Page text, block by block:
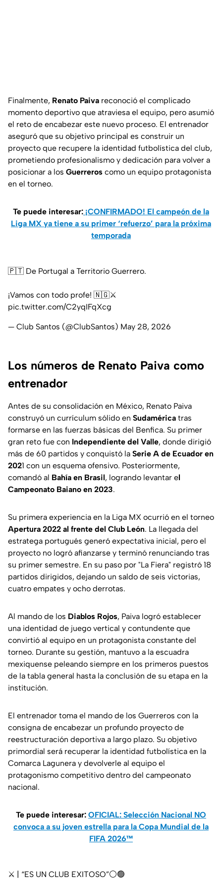
Finalmente, Renato Paiva reconoció el complicado
momento deportivo que atraviesa el equipo, pero asumió
el reto de encabezar este nuevo proceso. El entrenador
aseguró que su objetivo principal es construir un
proyecto que recupere la identidad futbolística del club,
prometiendo profesionalismo y dedicación para volver a
posicionar a los Guerreros como un equipo protagonista
en el torneo.
Te puede interesar: ¡CONFIRMADO! El campeón de la
Liga MX ya tiene a su primer ‘refuerzo’ para la próxima
temporada
🇵🇹 De Portugal a Territorio Guerrero.
¡Vamos con todo profe! 🇳🇬⚔️
pic.twitter.com/C2yqIFqXcg
— Club Santos (@ClubSantos) May 28, 2026
Los números de Renato Paiva como
entrenador
Antes de su consolidación en México, Renato Paiva
construyó un currículum sólido en Sudamérica tras
formarse en las fuerzas básicas del Benfica. Su primer
gran reto fue con Independiente del Valle, donde dirigió
más de 60 partidos y conquistó la Serie A de Ecuador en
2021 con un esquema ofensivo. Posteriormente,
comandó al Bahía en Brasil, logrando levantar el
Campeonato Baiano en 2023.
Su primera experiencia en la Liga MX ocurrió en el torneo
Apertura 2022 al frente del Club León. La llegada del
estratega portugués generó expectativa inicial, pero el
proyecto no logró afianzarse y terminó renunciando tras
su primer semestre. En su paso por "La Fiera" registró 18
partidos dirigidos, dejando un saldo de seis victorias,
cuatro empates y ocho derrotas.
Al mando de los Diablos Rojos, Paiva logró establecer
una identidad de juego vertical y contundente que
convirtió al equipo en un protagonista constante del
torneo. Durante su gestión, mantuvo a la escuadra
mexiquense peleando siempre en los primeros puestos
de la tabla general hasta la conclusión de su etapa en la
institución.
El entrenador toma el mando de los Guerreros con la
consigna de encabezar un profundo proyecto de
reestructuración deportiva a largo plazo. Su objetivo
primordial será recuperar la identidad futbolística en la
Comarca Lagunera y devolverle al equipo el
protagonismo competitivo dentro del campeonato
nacional.
Te puede interesar: OFICIAL: Selección Nacional NO
convoca a su joven estrella para la Copa Mundial de la
FIFA 2026™
⚔️ | “ES UN CLUB EXITOSO”⚪️🟢